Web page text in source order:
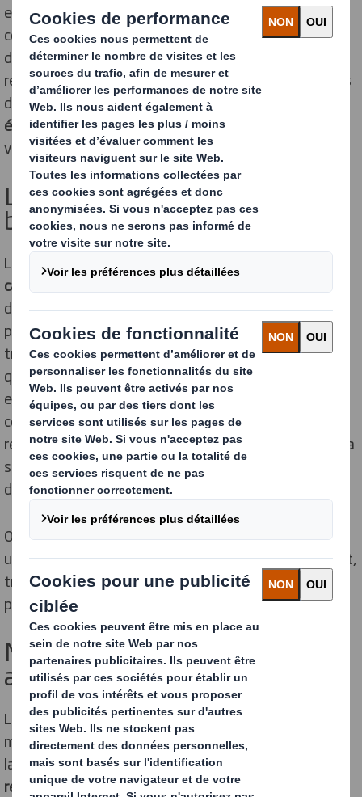
environnementales se multiplient et les
consommateurs se montrent de plus en plus soucieux
de l’écologie. Pour réduire leur empreinte carbone et
rester attractives aux yeux des clients, les entreprises
doivent choisir des solutions derembourrage colis
écologique. Découvrez des alternatives plus
vertueuses pour remplacer le papier bulle.
Les inconvénients du papier
bulle traditionnel
Le papier bulle traditionnel représente un
calage
efficace pour assurer une
des produits. Grâce à sesbulles d’airemprisonnées, il
protège les articles des chocs et vibrations durant le
transport, le stockage, la manutention. Malgré ses
qualités, il est aujourd’hui décrié pour des raisons
environnementales. Ce produit, majoritairement
composé de polyéthylène, se révèle très polluant. Son
recyclage est difficile, et il n’est pas biodégradable. Cela
signifie qu’il nécessitera plusieurs siècles pour se
dégrader s’il est abandonné dans la nature.
Opter pour dessolutions de calageplus durables est
une nécessité pour protéger la planète. Heureusement,
trouver unealternative écologiquedevient de plus en
plus facile.
Nos 5 alternatives écologiques
au papier bulle
Le papier bulle se réinvente à travers de nouveaux
matériaux plus vertueux. Mais lefilm à bulles
la seule option : d’autres solutions existent pour le
remplissage écologiquedesespaces vides